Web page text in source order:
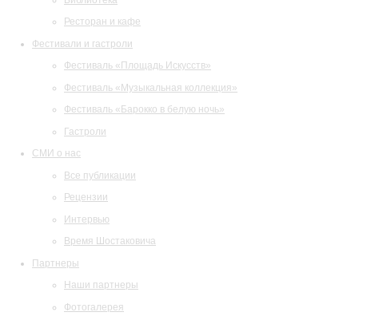
Ресторан и кафе
Фестивали и гастроли
Фестиваль «Площадь Искусств»
Фестиваль «Музыкальная коллекция»
Фестиваль «Барокко в белую ночь»
Гастроли
СМИ о нас
Все публикации
Рецензии
Интервью
Время Шостаковича
Партнеры
Наши партнеры
Фотогалерея